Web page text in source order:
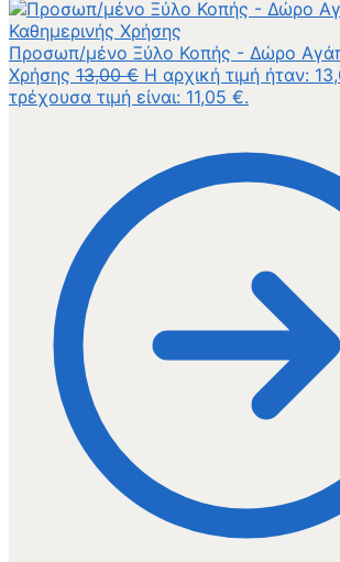
Προσωπ/μένο Ξύλο Κοπής - Δώρο
Χρήσης 13,00€ Η αρχική τιμή ήταν:
τρέχουσα τιμή είναι: 11,05 €.